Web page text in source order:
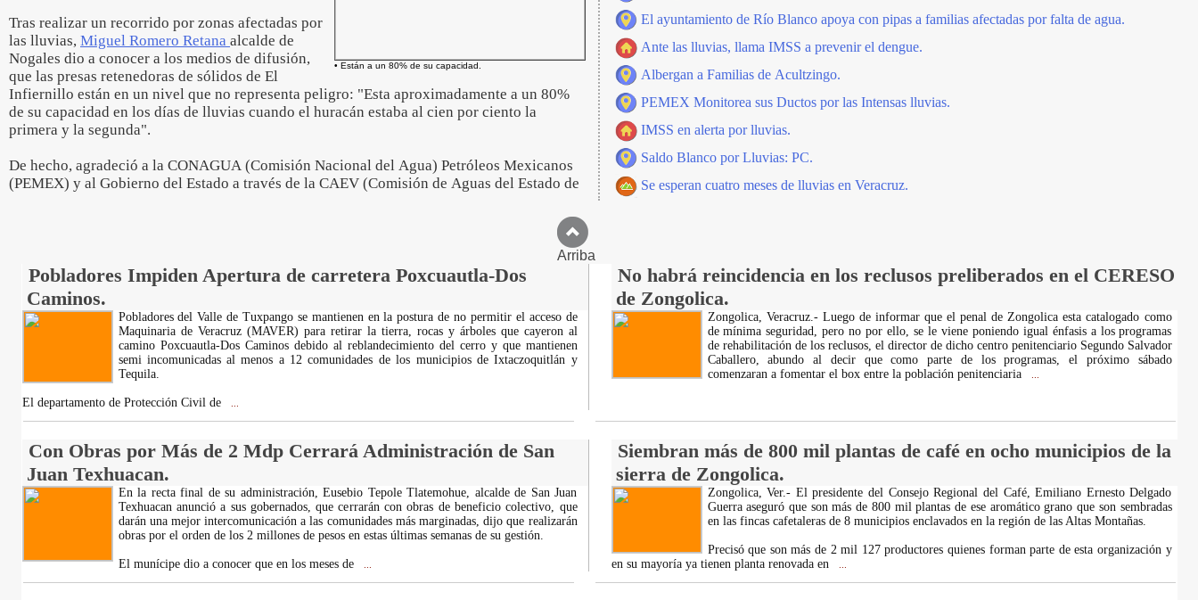
• Están a un 80% de su capacidad.
Tras realizar un recorrido por zonas afectadas por
las lluvias, Miguel Romero Retana alcalde de
Nogales dio a conocer a los medios de difusión,
que las presas retenedoras de sólidos de El
Infiernillo están en un nivel que no representa peligro: "Esta aproximadamente a un 80%
de su capacidad en los días de lluvias cuando el huracán estaba al cien por ciento la
primera y la segunda".
De hecho, agradeció a la CONAGUA (Comisión Nacional del Agua) Petróleos Mexicanos
(PEMEX) y al Gobierno del Estado a través de la CAEV (Comisión de Aguas del Estado de
El ayuntamiento de Río Blanco apoya con pipas a familias afectadas por falta de agua.
Ante las lluvias, llama IMSS a prevenir el dengue.
Albergan a Familias de Acultzingo.
PEMEX Monitorea sus Ductos por las Intensas lluvias.
IMSS en alerta por lluvias.
Saldo Blanco por Lluvias: PC.
Se esperan cuatro meses de lluvias en Veracruz.
Arriba
Pobladores Impiden Apertura de carretera Poxcuautla-Dos
Caminos.
No habrá reincidencia en los reclusos preliberados en el CERESO
de Zongolica.
Pobladores del Valle de Tuxpango se mantienen en la postura de no permitir el acceso de
Maquinaria de Veracruz (MAVER) para retirar la tierra, rocas y árboles que cayeron al
camino Poxcuautla-Dos Caminos debido al reblandecimiento del cerro y que mantienen
semi incomunicadas al menos a 12 comunidades de los municipios de Ixtaczoquitlán y
Tequila.
El departamento de Protección Civil de
Zongolica, Veracruz.- Luego de informar que el penal de Zongolica esta catalogado como
de mínima seguridad, pero no por ello, se le viene poniendo igual énfasis a los programas
de rehabilitación de los reclusos, el director de dicho centro penitenciario Segundo Salvador
Caballero, abundo al decir que como parte de los programas, el próximo sábado
comenzaran a fomentar el box entre la población penitenciaria
Con Obras por Más de 2 Mdp Cerrará Administración de San
Juan Texhuacan.
Siembran más de 800 mil plantas de café en ocho municipios de la
sierra de Zongolica.
En la recta final de su administración, Eusebio Tepole Tlatemohue, alcalde de San Juan
Texhuacan anunció a sus gobernados, que cerrarán con obras de beneficio colectivo, que
darán una mejor intercomunicación a las comunidades más marginadas, dijo que realizarán
obras por el orden de los 2 millones de pesos en estas últimas semanas de su gestión.
El munícipe dio a conocer que en los meses de
Zongolica, Ver.- El presidente del Consejo Regional del Café, Emiliano Ernesto Delgado
Guerra aseguró que son más de 800 mil plantas de ese aromático grano que son sembradas
en las fincas cafetaleras de 8 municipios enclavados en la región de las Altas Montañas.
Precisó que son más de 2 mil 127 productores quienes forman parte de esta organización y
en su mayoría ya tienen planta renovada en